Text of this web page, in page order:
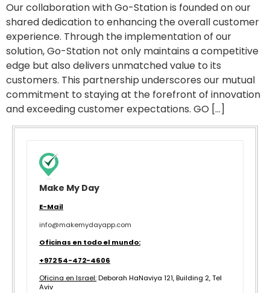
Our collaboration with Go-Station is founded on our
shared dedication to enhancing the overall customer
experience. Through the implementation of our
solution, Go-Station not only maintains a competitive
edge but also delivers unmatched value to its
customers. This partnership underscores our mutual
commitment to staying at the forefront of innovation
and exceeding customer expectations. GO […]
Make My Day
E-Mail
info@makemydayapp.com
Oficinas en todo el mundo:
+972 54-472-4606
Oficina en Israel:Deborah HaNaviya 121, Building 2, Tel
Aviv